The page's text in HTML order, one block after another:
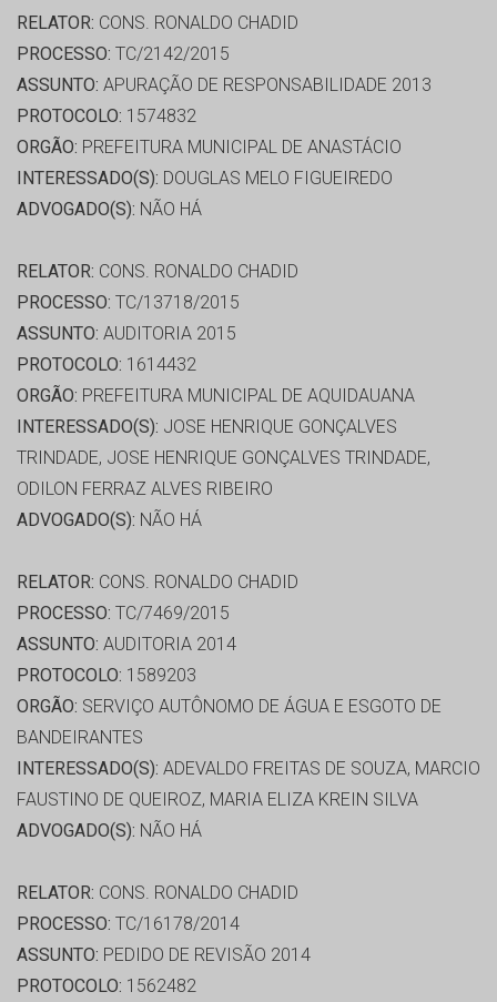
RELATOR: CONS. RONALDO CHADID
PROCESSO: TC/2142/2015
ASSUNTO: APURAÇÃO DE RESPONSABILIDADE 2013
PROTOCOLO: 1574832
ORGÃO: PREFEITURA MUNICIPAL DE ANASTÁCIO
INTERESSADO(S): DOUGLAS MELO FIGUEIREDO
ADVOGADO(S): NÃO HÁ
RELATOR: CONS. RONALDO CHADID
PROCESSO: TC/13718/2015
ASSUNTO: AUDITORIA 2015
PROTOCOLO: 1614432
ORGÃO: PREFEITURA MUNICIPAL DE AQUIDAUANA
INTERESSADO(S): JOSE HENRIQUE GONÇALVES
TRINDADE, JOSE HENRIQUE GONÇALVES TRINDADE,
ODILON FERRAZ ALVES RIBEIRO
ADVOGADO(S): NÃO HÁ
RELATOR: CONS. RONALDO CHADID
PROCESSO: TC/7469/2015
ASSUNTO: AUDITORIA 2014
PROTOCOLO: 1589203
ORGÃO: SERVIÇO AUTÔNOMO DE ÁGUA E ESGOTO DE
BANDEIRANTES
INTERESSADO(S): ADEVALDO FREITAS DE SOUZA, MARCIO
FAUSTINO DE QUEIROZ, MARIA ELIZA KREIN SILVA
ADVOGADO(S): NÃO HÁ
RELATOR: CONS. RONALDO CHADID
PROCESSO: TC/16178/2014
ASSUNTO: PEDIDO DE REVISÃO 2014
PROTOCOLO: 1562482